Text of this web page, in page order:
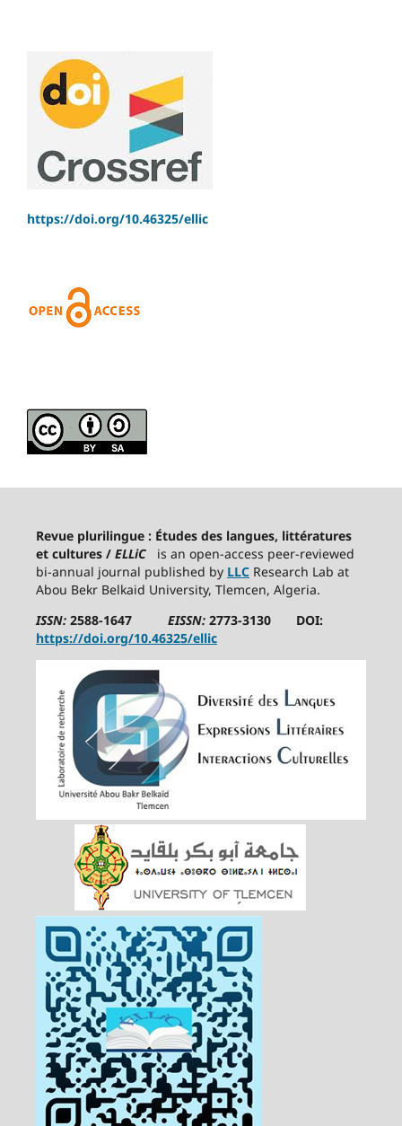
https://doi.org/10.46325/ellic
Revue plurilingue : Études des langues, littératures
et cultures / ELLiC is an open-access peer-reviewed
bi-annual journal published by LLCResearch Lab at
Abou Bekr Belkaid University, Tlemcen, Algeria.
ISSN: 2588-1647 EISSN: 2773-3130 DOI:
https://doi.org/10.46325/ellic